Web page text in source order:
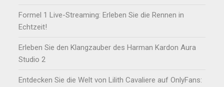
Formel 1 Live-Streaming: Erleben Sie die Rennen in
Echtzeit!
Erleben Sie den Klangzauber des Harman Kardon Aura
Studio 2
Entdecken Sie die Welt von Lilith Cavaliere auf OnlyFans: